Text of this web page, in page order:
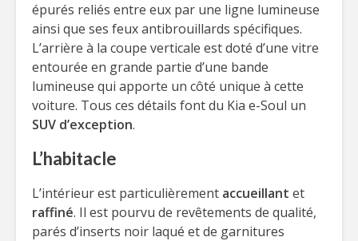
épurés reliés entre eux par une ligne lumineuse
ainsi que ses feux antibrouillards spécifiques.
L’arrière à la coupe verticale est doté d’une vitre
entourée en grande partie d’une bande
lumineuse qui apporte un côté unique à cette
voiture. Tous ces détails font du Kia e-Soul un
SUV d’exception.
L’habitacle
L’intérieur est particulièrement accueillant et
raffiné. Il est pourvu de revêtements de qualité,
parés d’inserts noir laqué et de garnitures